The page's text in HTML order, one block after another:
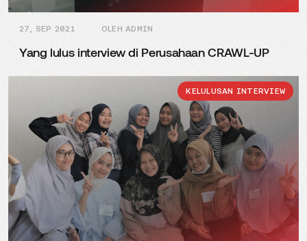
27, SEP 2021 OLEH ADMIN
Yang lulus interview di Perusahaan CRAWL-UP
KELULUSAN INTERVIEW